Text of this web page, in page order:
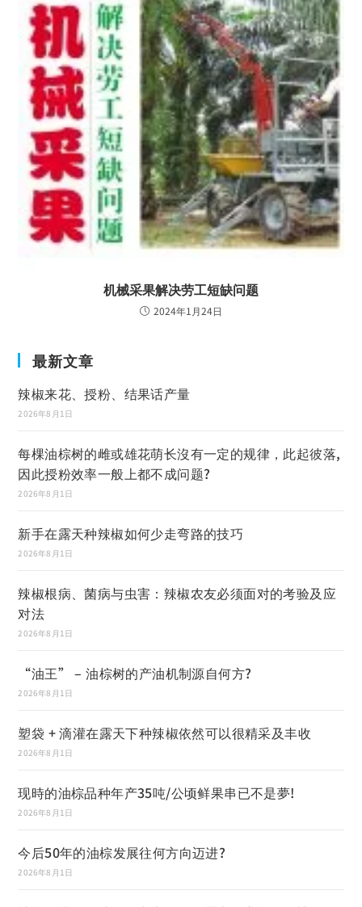
机械采果解决劳工短缺问题
2024年1月24日
最新文章
辣椒来花、授粉、结果话产量
2026年8月1日
每棵油棕树的雌或雄花萌长沒有一定的规律，此起彼落,
因此授粉效率一般上都不成问题?
2026年8月1日
新手在露天种辣椒如何少走弯路的技巧
2026年8月1日
辣椒根病、菌病与虫害：辣椒农友必须面对的考验及应
对法
2026年8月1日
“油王” – 油棕树的产油机制源自何方?
2026年8月1日
塑袋 + 滴灌在露天下种辣椒依然可以很精采及丰收
2026年8月1日
现時的油棕品种年产35吨/公顷鲜果串已不是夢!
2026年8月1日
今后50年的油棕发展往何方向迈进?
2026年8月1日